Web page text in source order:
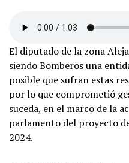
El diputado de la zona
siendo Bomberos una
posible que sufran estas
por lo que comprometió
suceda, en el marco de la
parlamento del proyecto
2024.